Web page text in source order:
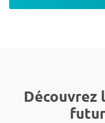
Découvrez